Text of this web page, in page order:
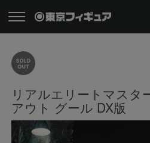
リアルエリートマスタ
アウト グール DX版